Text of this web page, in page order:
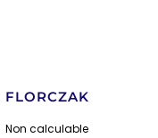
FLORCZAK
Non calculable